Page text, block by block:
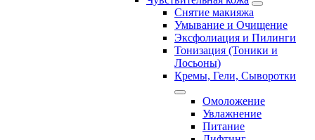
Снятие макияжа
Умывание и Очищение
Эксфолиация и Пилинги
Тонизация (Тоники и
Лосьоны)
Кремы, Гели, Сыворотки
Омоложение
Увлажнение
Питание